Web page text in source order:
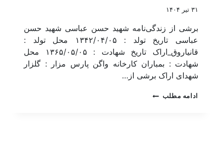
۳۱ تیر ۱۴۰۴
برشی از زندگی‌نامه شهید حسن عباسی شهید حسن
عباسی تاریخ تولد : ۱۳۴۲/۰۴/۰۵ محل تولد :
قانیاروق_اراک تاریخ شهادت : ۱۳۶۵/۰۵/۰۵ محل
شهادت : بمباران کارخانه واگن پارس مزار : گلزار
شهدای اراک برشی از…
ادامه مطلب